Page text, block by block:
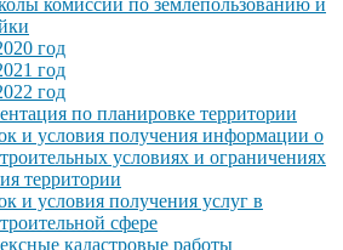
год
год
год
по планировке территории
и условия получения информации о
условиях и ограничениях
территории
и условия получения услуг в
сфере
кадастровые работы